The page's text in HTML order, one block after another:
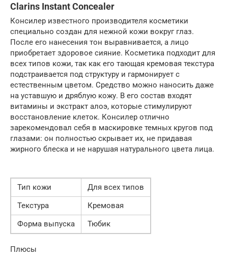
Clarins Instant Concealer
Консилер известного производителя косметики
специально создан для нежной кожи вокруг глаз.
После его нанесения тон выравнивается, а лицо
приобретает здоровое сияние. Косметика подходит для
всех типов кожи, так как его тающая кремовая текстура
подстраивается под структуру и гармонирует с
естественным цветом. Средство можно наносить даже
на уставшую и дряблую кожу. В его состав входят
витамины и экстракт алоэ, которые стимулируют
восстановление клеток. Консилер отлично
зарекомендовал себя в маскировке темных кругов под
глазами: он полностью скрывает их, не придавая
жирного блеска и не нарушая натурального цвета лица.
Тип кожи
Для всех типов
Текстура
Кремовая
Форма выпуска
Тюбик
Плюсы